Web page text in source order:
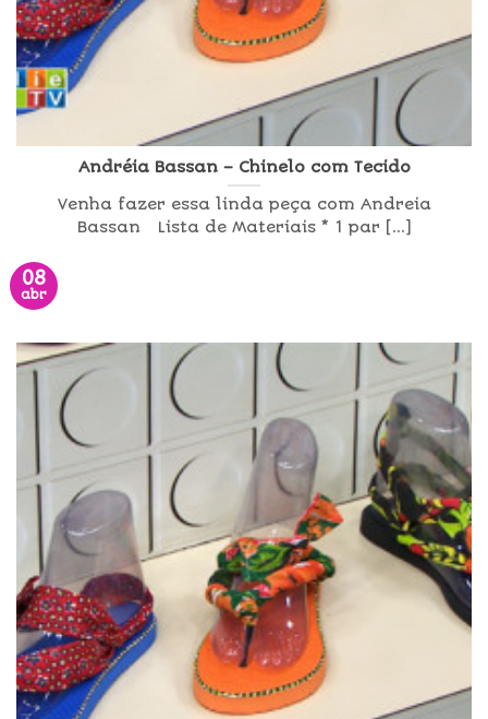
Andréia Bassan – Chinelo com Tecido
Venha fazer essa linda peça com Andreia
Bassan Lista de Materiais * 1 par [...]
08
abr